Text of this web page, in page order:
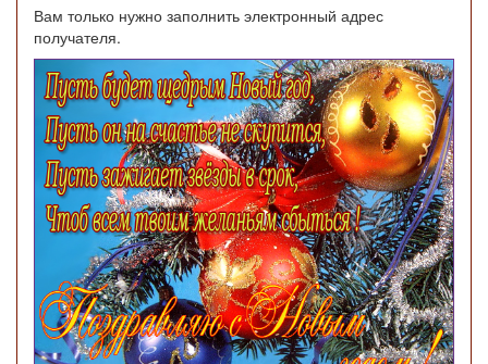
Вам только нужно заполнить электронный адрес
получателя.